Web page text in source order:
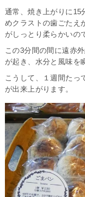
通常、焼き上がりに15
めクラストの歯ごたえ
がしっとり柔らかいの
この3分間の間に遠赤
が起き、水分と風味を
こうして、１週間たっ
が出来上がります。